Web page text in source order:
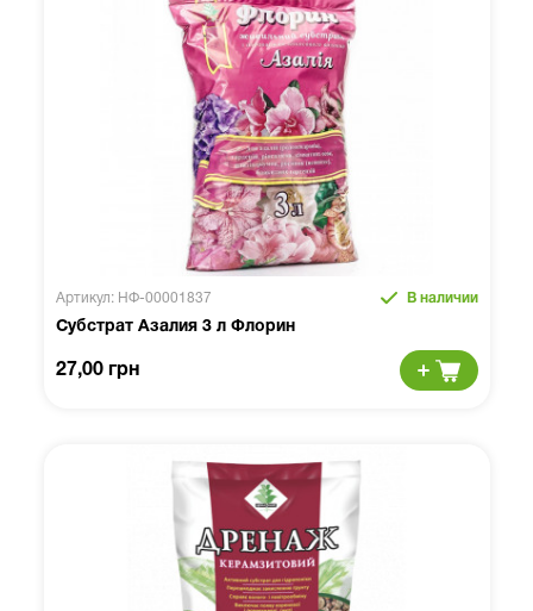
Артикул: НФ-00001837 В наличии
Субстрат Азалия 3 л Флорин
27,00 грн